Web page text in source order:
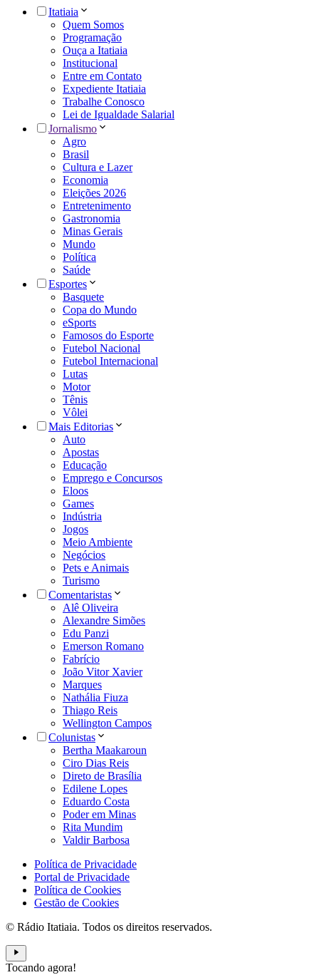
Itatiaia
Quem Somos
Programação
Ouça a Itatiaia
Institucional
Entre em Contato
Expediente Itatiaia
Trabalhe Conosco
Lei de Igualdade Salarial
Jornalismo
Agro
Brasil
Cultura e Lazer
Economia
Eleições 2026
Entretenimento
Gastronomia
Minas Gerais
Mundo
Política
Saúde
Esportes
Basquete
Copa do Mundo
eSports
Famosos do Esporte
Futebol Nacional
Futebol Internacional
Lutas
Motor
Tênis
Vôlei
Mais Editorias
Auto
Apostas
Educação
Emprego e Concursos
Eloos
Games
Indústria
Jogos
Meio Ambiente
Negócios
Pets e Animais
Turismo
Comentaristas
Alê Oliveira
Alexandre Simões
Edu Panzi
Emerson Romano
Fabrício
João Vitor Xavier
Marques
Nathália Fiuza
Thiago Reis
Wellington Campos
Colunistas
Bertha Maakaroun
Ciro Dias Reis
Direto de Brasília
Edilene Lopes
Eduardo Costa
Poder em Minas
Rita Mundim
Valdir Barbosa
Política de Privacidade
Portal de Privacidade
Política de Cookies
Gestão de Cookies
© Rádio Itatiaia. Todos os direitos reservados.
Tocando agora!